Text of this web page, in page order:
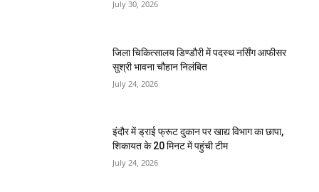
July 30, 2026
जिला चिकित्सालय डिण्डौरी में पदस्थ नर्सिंग आफीसर
सुश्री भावना चौहान निलंबित
July 24, 2026
इंदौर में ड्राई फ्रूट दुकान पर खाद्य विभाग का छापा,
शिकायत के 20 मिनट में पहुंची टीम
July 24, 2026